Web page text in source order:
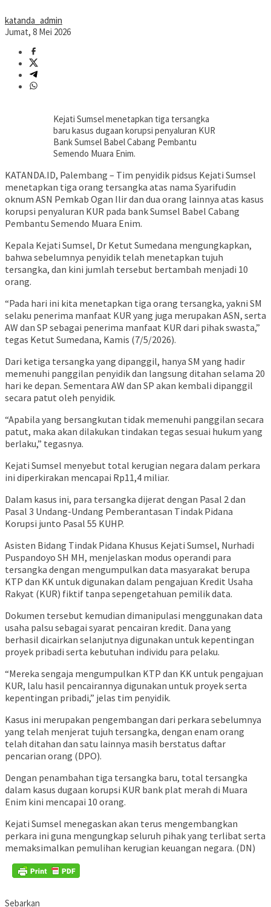
katanda_admin
Jumat, 8 Mei 2026
Kejati Sumsel menetapkan tiga tersangka
baru kasus dugaan korupsi penyaluran KUR
Bank Sumsel Babel Cabang Pembantu
Semendo Muara Enim.
KATANDA.ID, Palembang – Tim penyidik pidsus Kejati Sumsel
menetapkan tiga orang tersangka atas nama Syarifudin
oknum ASN Pemkab Ogan Ilir dan dua orang lainnya atas kasus
korupsi penyaluran KUR pada bank Sumsel Babel Cabang
Pembantu Semendo Muara Enim.
Kepala Kejati Sumsel, Dr Ketut Sumedana mengungkapkan,
bahwa sebelumnya penyidik telah menetapkan tujuh
tersangka, dan kini jumlah tersebut bertambah menjadi 10
orang.
“Pada hari ini kita menetapkan tiga orang tersangka, yakni SM
selaku penerima manfaat KUR yang juga merupakan ASN, serta
AW dan SP sebagai penerima manfaat KUR dari pihak swasta,”
tegas Ketut Sumedana, Kamis (7/5/2026).
Dari ketiga tersangka yang dipanggil, hanya SM yang hadir
memenuhi panggilan penyidik dan langsung ditahan selama 20
hari ke depan. Sementara AW dan SP akan kembali dipanggil
secara patut oleh penyidik.
“Apabila yang bersangkutan tidak memenuhi panggilan secara
patut, maka akan dilakukan tindakan tegas sesuai hukum yang
berlaku,” tegasnya.
Kejati Sumsel menyebut total kerugian negara dalam perkara
ini diperkirakan mencapai Rp11,4 miliar.
Dalam kasus ini, para tersangka dijerat dengan Pasal 2 dan
Pasal 3 Undang-Undang Pemberantasan Tindak Pidana
Korupsi junto Pasal 55 KUHP.
Asisten Bidang Tindak Pidana Khusus Kejati Sumsel, Nurhadi
Puspandoyo SH MH, menjelaskan modus operandi para
tersangka dengan mengumpulkan data masyarakat berupa
KTP dan KK untuk digunakan dalam pengajuan Kredit Usaha
Rakyat (KUR) fiktif tanpa sepengetahuan pemilik data.
Dokumen tersebut kemudian dimanipulasi menggunakan data
usaha palsu sebagai syarat pencairan kredit. Dana yang
berhasil dicairkan selanjutnya digunakan untuk kepentingan
proyek pribadi serta kebutuhan individu para pelaku.
“Mereka sengaja mengumpulkan KTP dan KK untuk pengajuan
KUR, lalu hasil pencairannya digunakan untuk proyek serta
kepentingan pribadi,” jelas tim penyidik.
Kasus ini merupakan pengembangan dari perkara sebelumnya
yang telah menjerat tujuh tersangka, dengan enam orang
telah ditahan dan satu lainnya masih berstatus daftar
pencarian orang (DPO).
Dengan penambahan tiga tersangka baru, total tersangka
dalam kasus dugaan korupsi KUR bank plat merah di Muara
Enim kini mencapai 10 orang.
Kejati Sumsel menegaskan akan terus mengembangkan
perkara ini guna mengungkap seluruh pihak yang terlibat serta
memaksimalkan pemulihan kerugian keuangan negara. (DN)
Sebarkan